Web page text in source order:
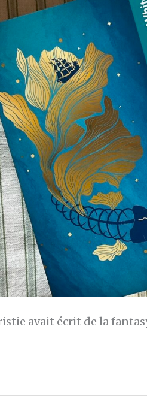
avait écrit de la